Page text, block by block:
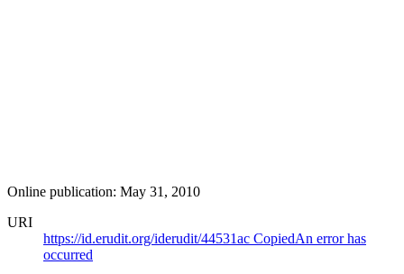
Online publication: May 31, 2010
URI
https://id.erudit.org/iderudit/44531ac CopiedAn error has
occurred